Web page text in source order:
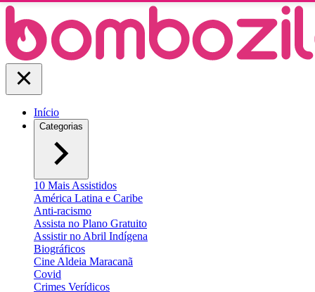
Início
Categorias
10 Mais Assistidos
América Latina e Caribe
Anti-racismo
Assista no Plano Gratuito
Assistir no Abril Indígena
Biográficos
Cine Aldeia Maracanã
Covid
Crimes Verídicos